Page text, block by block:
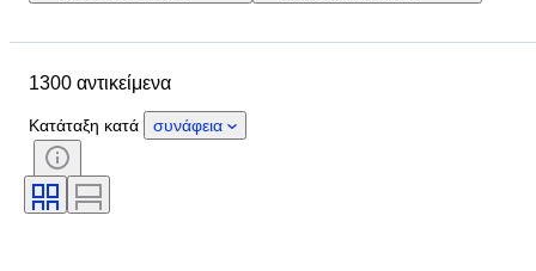
Υλικό
Θέμα
Χρώμα
Κλίμακα
Τροφοδοσία
Εποχή
1300 αντικείμενα
Κατάταξη κατά συνάφεια